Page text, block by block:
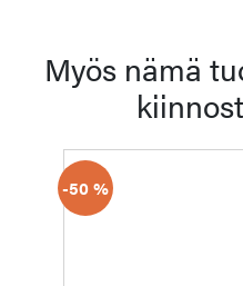
Myös nämä
-50 %